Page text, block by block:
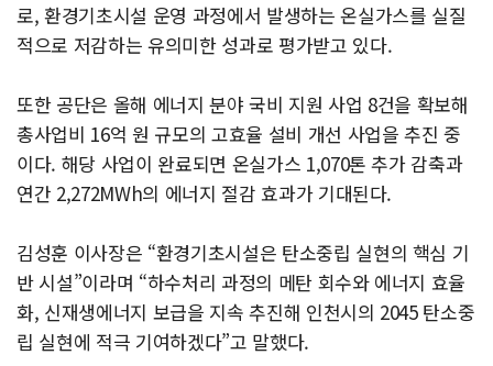
로, 환경기초시설 운영 과정에서 발생하는 온실가스를 실질
적으로 저감하는 유의미한 성과로 평가받고 있다.
또한 공단은 올해 에너지 분야 국비 지원 사업 8건을 확보해
총사업비 16억 원 규모의 고효율 설비 개선 사업을 추진 중
이다. 해당 사업이 완료되면 온실가스 1,070톤 추가 감축과
연간 2,272MWh의 에너지 절감 효과가 기대된다.
김성훈 이사장은 “환경기초시설은 탄소중립 실현의 핵심 기
반 시설”이라며 “하수처리 과정의 메탄 회수와 에너지 효율
화, 신재생에너지 보급을 지속 추진해 인천시의 2045 탄소중
립 실현에 적극 기여하겠다”고 말했다.